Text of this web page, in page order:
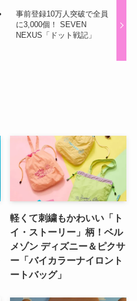
事前登録10万人突破で全員
に3,000個！ SEVEN
NEXUS「ドット戦記」
軽くて刺繍もかわいい「ト
イ・ストーリー」柄！ベル
メゾン ディズニー＆ピクサ
ー「バイカラーナイロント
ートバッグ」